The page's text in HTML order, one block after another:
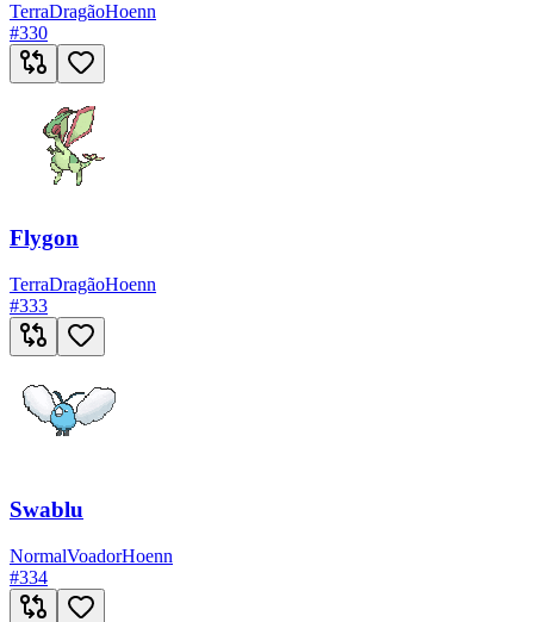
TerraDragãoHoenn
#330
Flygon
TerraDragãoHoenn
#333
Swablu
NormalVoadorHoenn
#334